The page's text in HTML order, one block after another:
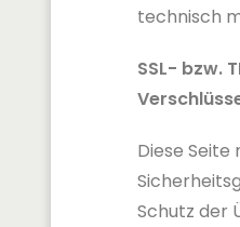
technisch
SSL- bzw.
Diese Seite
Schutz der